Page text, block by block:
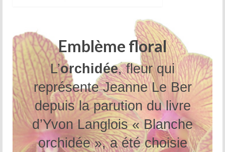
Emblème floral
L’orchidée, fleur qui
représente Jeanne Le Ber
depuis la parution du livre
d’Yvon Langlois « Blanche
orchidée », a été choisie